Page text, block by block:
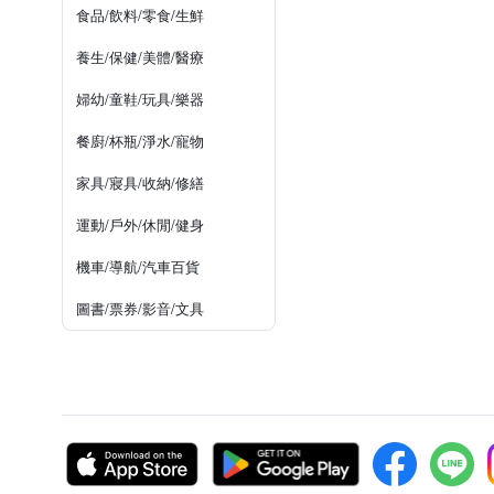
食品/飲料/零食/生鮮
養生/保健/美體/醫療
婦幼/童鞋/玩具/樂器
餐廚/杯瓶/淨水/寵物
家具/寢具/收納/修繕
運動/戶外/休閒/健身
機車/導航/汽車百貨
圖書/票券/影音/文具